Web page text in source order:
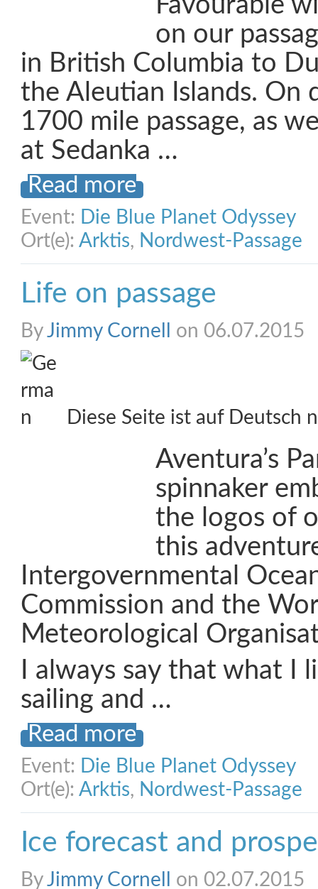
Favourable
on our
in British Columbia to
the Aleutian Islands. On
1700 mile passage, as
at Sedanka …
Read more
Event: Die Blue Planet Odyssey
Ort(e): Arktis, Nordwest-Passage
Life on passage
ByJimmy Cornell on 06.07.2015
Diese Seite ist auf Deutsch
Aventura’s
spinnaker
the logos of
this
Intergovernmental
Commission and the
Meteorological
I always say that what I
sailing and …
Read more
Event: Die Blue Planet Odyssey
Ort(e): Arktis, Nordwest-Passage
Ice forecast and
ByJimmy Cornell on 02.07.2015